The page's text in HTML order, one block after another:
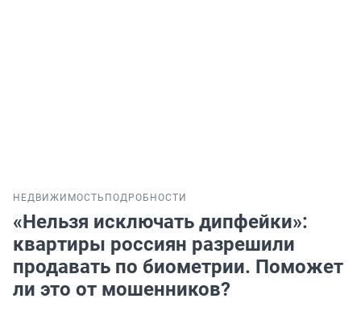
НЕДВИЖИМОСТЬ ПОДРОБНОСТИ
«Нельзя исключать дипфейки»:
квартиры россиян разрешили
продавать по биометрии. Поможет
ли это от мошенников?